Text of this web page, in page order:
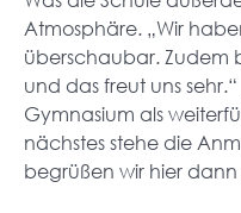
Atmosphäre. „Wir
überschaubar. Zudem
und das freut uns
Gymnasium als
nächstes stehe die
begrüßen wir hier dann